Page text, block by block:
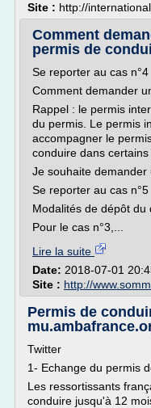
Site : http://
Comment
permis de
Se reporter au cas n°4
Comment demander
Rappel : le permis
du permis. Le permis
accompagner le
conduire dans certains
Je souhaite
Se reporter au cas n°5
Modalités de dépôt du
Pour le cas n°3,...
Lire la suite
Date: 2018-07-01
Site : http://
Permis de
Twitter
1- Echange du permis
Les ressortissants
conduire jusqu'à 12